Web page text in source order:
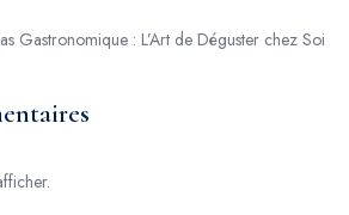
Gastronomique : L’Art de Déguster chez Soi